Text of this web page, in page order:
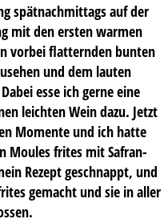
spätnachmittags auf der
mit den ersten warmen
vorbei flatternden bunten
und dem lauten
esse ich gerne eine
leichten Wein dazu. Jetzt
Momente und ich hatte
Moules frites mit Safran-
Rezept geschnappt, und
gemacht und sie in aller